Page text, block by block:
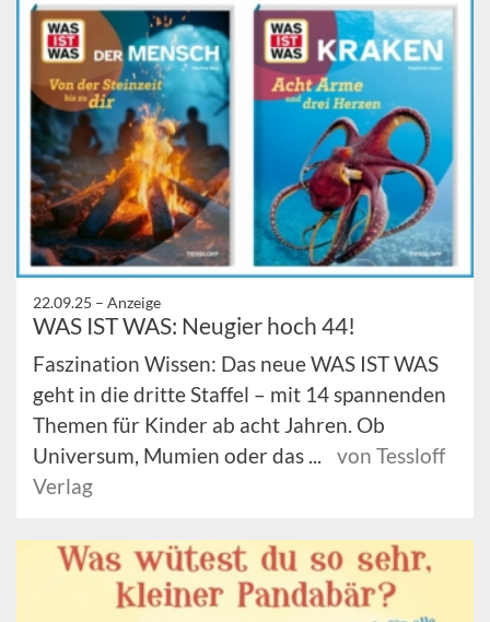
22.09.25 – Anzeige
WAS IST WAS: Neugier hoch 44!
Faszination Wissen: Das neue WAS IST WAS
geht in die dritte Staffel – mit 14 spannenden
Themen für Kinder ab acht Jahren. Ob
Universum, Mumien oder das ...
von Tessloff
Verlag